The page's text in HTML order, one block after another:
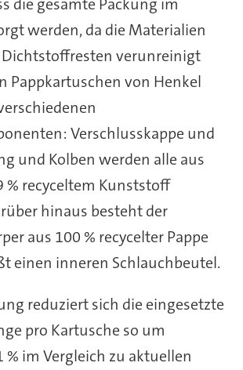
werden, da die Materialien
verunreinigt
Pappkartuschen von Henkel
Verschlusskappe und
und Kolben werden alle aus
% recyceltem Kunststoff
hinaus besteht der
aus 100 % recycelter Pappe
einen inneren Schlauchbeutel.
reduziert sich die eingesetzte
pro Kartusche so um
im Vergleich zu aktuellen